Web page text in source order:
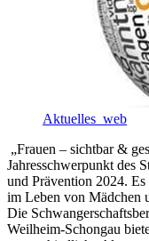
Aktuelles_web
„Frauen – sichtbar &
Jahresschwerpunkt des
und Prävention 2024.
im Leben von Mädchen
Die
Weilheim-Schongau